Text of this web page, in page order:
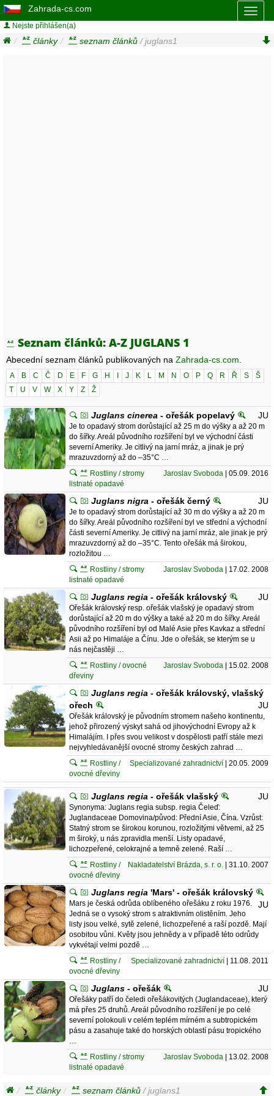
Zahrada-cs.com
Nejste přihlášen(a)
články seznam článků / juglans1
Seznam článků: A-Z JUGLANS 1
Abecední seznam článků publikovaných na Zahrada-cs.com
A B C Č D E F G H J K L M N O P Q R Ř S
Š
T
U V W X Y Z Ž
Juglans cinerea - ořešák popelavý JU
Je to opadavý strom dorůstající až 25 m do výšky a až 20 m
do šířky. Areál původního rozšíření byl ve východní části
severní Ameriky. Je citlivý na jarní mráz, a jinak je prý
mrazuvzdorný až do –35°C …
Jaroslav Svoboda | 05.09. 2016
Rostliny / stromy
listnaté opadavé
Juglans nigra - ořešák černý JU
Je to opadavý strom dorůstající až 30 m do výšky a až 20 m
do šířky. Areál původního rozšíření byl ve střední a východní
části severní Ameriky. Je citlivý na jarní mráz, ale jinak je prý
mrazuvzdorný až do –35°C. Tento ořešák má širokou,
rozložitou …
Jaroslav Svoboda | 17.02. 2008
Rostliny / stromy
listnaté opadavé
Juglans regia - ořešák královský JU
Ořešák královský resp. ořešák vlašský je opadavý strom
dorůstající až 20 m do výšky a také až 20 m do šířky. Areál
původního rozšíření byl od Malé Asie přes Kavkaz a střední
Asii až po Himaláje a Čínu. Jde o ořešák, se kterým se u
nás nejčastěji …
Jaroslav Svoboda | 15.02. 2008
Rostliny / ovocné
dřeviny
Juglans regia - ořešák královský, vlašský
ořech
JU
Ořešák královský je původním stromem našeho kontinentu,
jehož přirozený výskyt sahá od jihovýchodní Evropy až k
Himalájím. I přes svou velikost v dospělosti patří stále mezi
nejvyhledávanější ovocné stromy českých zahrad …
Specializované zahradnictví | 20.05. 2009
Rostliny /
ovocné dřeviny
Juglans regia - ořešák vlašský JU
Synonyma: Juglans regia subsp. regia Čeleď:
Juglandaceae Domovina/původ: Přední Asie, Čína. Vzrůst:
Statný strom se širokou korunou, rozložitými větvemi, až 25
m široký, u nás zpravidla menší. Listy opadavé,
lichozpeřené, celokrajné a temně zelené. Raší …
Nakladatelství Brázda, s. r. o. | 31.10. 2007
Rostliny /
ovocné dřeviny
Juglans regia 'Mars' - ořešák královský
JU
Mars je česká odrůda oblíbeného ořešáku z roku 1976.
Jedná se o vysoký strom s atraktivním olistěním. Jeho
listy jsou velké, sytě zelené, lichozpeřené a raší pozdě. Mají
osobitou vůni. Květy jsou jehnědy a v případě této odrůdy
vykvétají velmi pozdě …
Specializované zahradnictví | 11.08. 2011
Rostliny /
ovocné dřeviny
Juglans - ořešák JU
Ořešáky patří do čeledi ořešákovitých (Juglandaceae), který
má přes 25 druhů. Areál původního rozšíření je po celé
severní polokouli v celém teplém mírném a subtropickém
pásu a zasahuje také do horských oblastí pásu tropického
…
Jaroslav Svoboda | 13.02. 2008
Rostliny / stromy
listnaté opadavé
články seznam článků / juglans1